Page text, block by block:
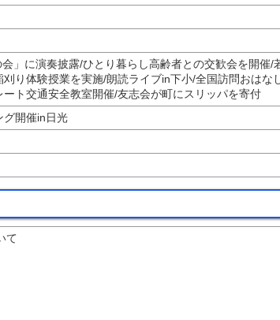
」に演奏披露/ひとり暮らし高齢者との交歓会を開催
り体験授業を実施/朗読ライブin下小/全国訪問おは
ト交通安全教室開催/友志会が町にスリッパを寄付
グ開催in日光
て